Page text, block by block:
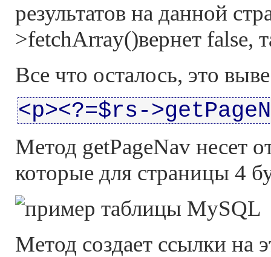
результатов на данной
>fetchArray()вернет false,
Все что осталось, это
<p><?=$rs-
Метод getPageNav несет
которые для страницы 4
Метод создает ссылки на